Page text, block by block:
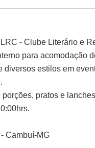
- Clube Literário e
para acomodação
diversos estilos em
porções, pratos e
Cambuí-MG